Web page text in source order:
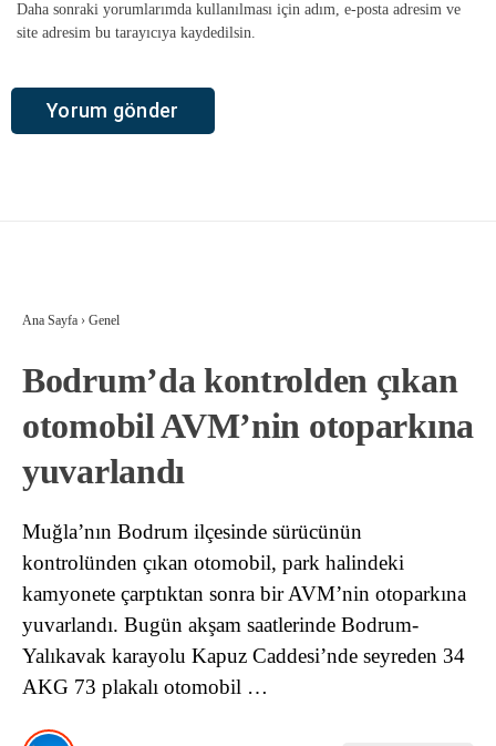
Daha sonraki yorumlarımda kullanılması için adım, e-posta adresim ve
site adresim bu tarayıcıya kaydedilsin.
Ana Sayfa › Genel
Bodrum’da kontrolden çıkan
otomobil AVM’nin otoparkına
yuvarlandı
Muğla’nın Bodrum ilçesinde sürücünün
kontrolünden çıkan otomobil, park halindeki
kamyonete çarptıktan sonra bir AVM’nin otoparkına
yuvarlandı. Bugün akşam saatlerinde Bodrum-
Yalıkavak karayolu Kapuz Caddesi’nde seyreden 34
AKG 73 plakalı otomobil …